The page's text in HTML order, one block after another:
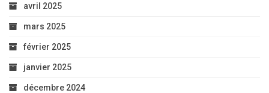
avril 2025
mars 2025
février 2025
janvier 2025
décembre 2024